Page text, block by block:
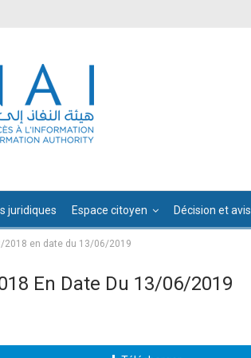
juridiques Espace citoyen Décision et avis
2018 en date du 13/06/2019
En Date Du 13/06/2019